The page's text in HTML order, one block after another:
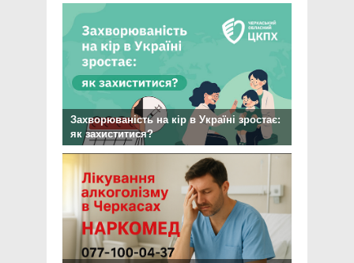
Захворюваність на кір в Україні зростає:
як захиститися?